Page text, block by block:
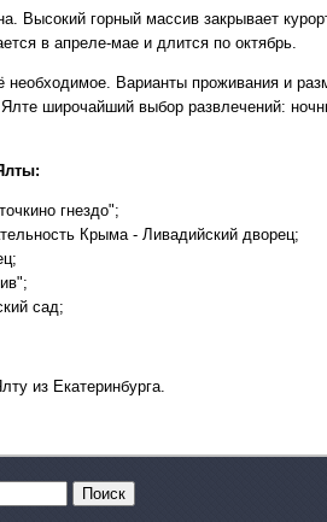
и Казани
Высокий горный массив закрывает
в апреле-мае и длится по октябрь.
необходимое. Варианты проживания и
широчайший выбор развлечений:
гнездо";
Крыма - Ливадийский дворец;
сад;
из Екатеринбурга.